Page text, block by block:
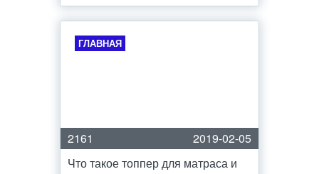
ГЛАВНАЯ
2161
2019-02-05
Что такое топпер для матраса и